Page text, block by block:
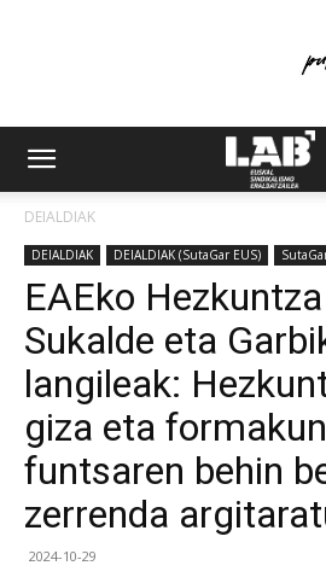
DEIALDIAK
DEIALDIAK DEIALDIAK (SutaGar EUS)
EAEko
Sukalde eta
langileak:
giza eta
funtsaren behin
zerrenda
2024-10-29